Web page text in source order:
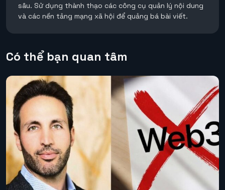
sâu. Sử dụng thành thạo các công cụ quản lý nội dung
và các nền tảng mạng xã hội để quảng bá bài viết.
Có thể bạn quan tâm